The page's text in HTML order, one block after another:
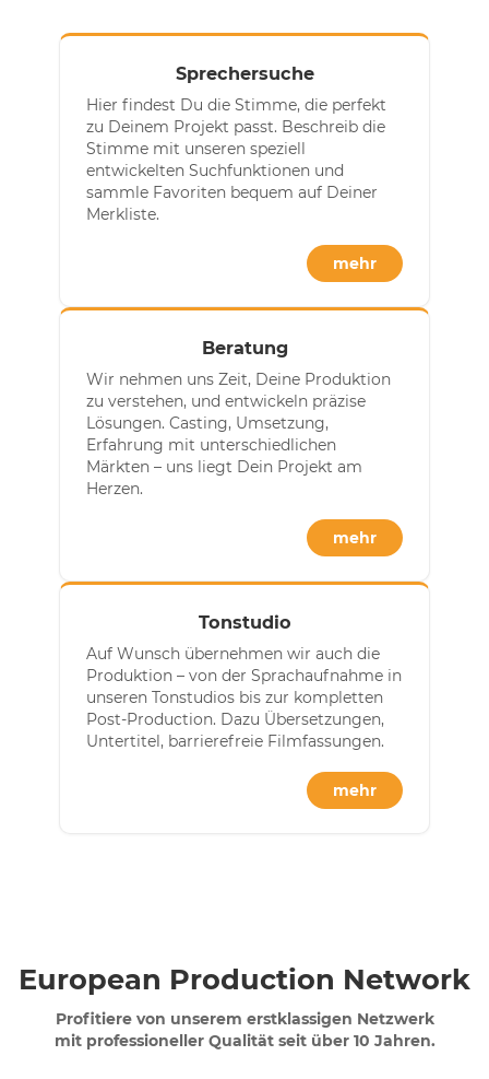
Sprechersuche
Hier findest Du die Stimme, die perfekt
zu Deinem Projekt passt. Beschreib die
Stimme mit unseren speziell
entwickelten Suchfunktionen und
sammle Favoriten bequem auf Deiner
Merkliste.
mehr
Beratung
Wir nehmen uns Zeit, Deine Produktion
zu verstehen, und entwickeln präzise
Lösungen. Casting, Umsetzung,
Erfahrung mit unterschiedlichen
Märkten – uns liegt Dein Projekt am
Herzen.
mehr
Tonstudio
Auf Wunsch übernehmen wir auch die
Produktion – von der Sprachaufnahme in
unseren Tonstudios bis zur kompletten
Post-Production. Dazu Übersetzungen,
Untertitel, barrierefreie Filmfassungen.
mehr
European Production Network
Profitiere von unserem erstklassigen Netzwerk
mit professioneller Qualität seit über 10 Jahren.